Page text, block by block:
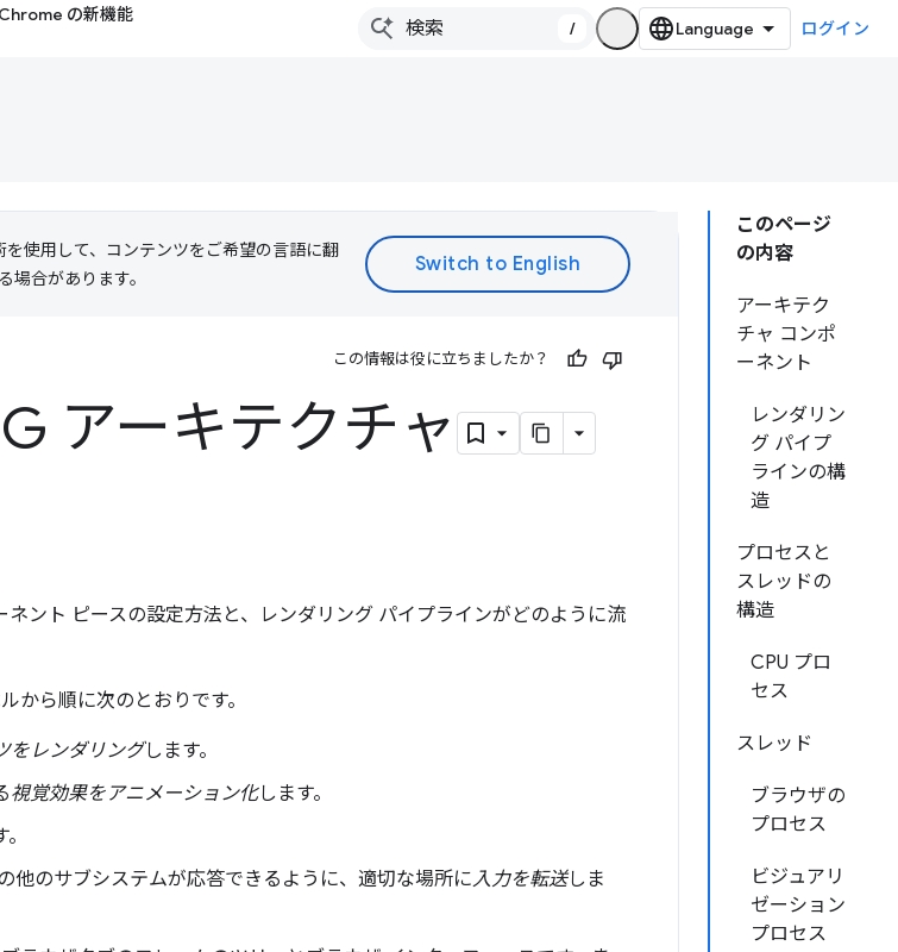
Chrome の新機能
/ ログイン
このページ
の内容
アーキテク
チャ コンポ
ーネント
レンダリン
グ パイプ
ラインの構
造
プロセスと
スレッドの
構造
CPU プロ
セス
スレッド
ブラウザの
プロセス
ビジュアリ
ゼーション
プロセス
を使用して、コンテンツをご希望の言語に翻
場合があります。
この情報は役に立ちましたか？
アーキテクチャ
ネント ピースの設定方法と、レンダリング パイプラインがどのように流
から順に次のとおりです。
をレンダリングします。
視覚効果をアニメーション化します。
他のサブシステムが応答できるように、適切な場所に入力を転送しま